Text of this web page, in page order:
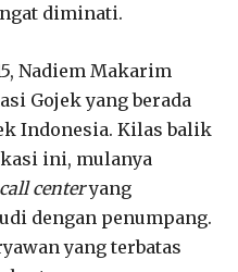
diminati.
Nadiem Makarim
Gojek yang berada
Indonesia. Kilas balik
ini, mulanya
call centeryang
dengan penumpang.
yang terbatas